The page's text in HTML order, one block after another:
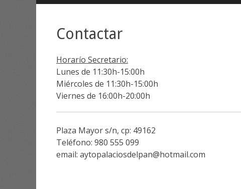
Contactar
Horarío Secretario:
Lunes de 11:30h-15:00h
Miércoles de 11:30h-15:00h
Viernes de 16:00h-20:00h
Plaza Mayor s/n, cp: 49162
Teléfono: 980 555 099
email: aytopalaciosdelpan@hotmail.com